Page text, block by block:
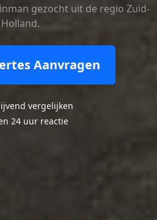
gezocht uit de regio Zuid-
Holland.
Aanvragen
vergelijken
24 uur reactie